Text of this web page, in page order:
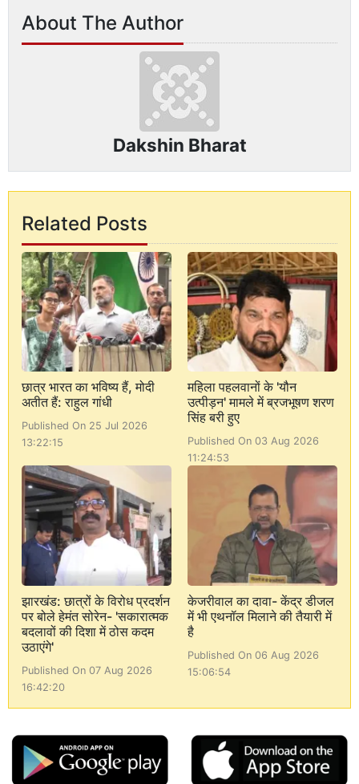
About The Author
Dakshin Bharat
Related Posts
छात्र भारत का भविष्य हैं, मोदी
अतीत हैं: राहुल गांधी
Published On 25 Jul 2026
13:22:15
महिला पहलवानों के 'यौन
उत्पीड़न' मामले में ब्रजभूषण शरण
सिंह बरी हुए
Published On 03 Aug 2026
11:24:53
झारखंड: छात्रों के विरोध प्रदर्शन
पर बोले हेमंत सोरेन- 'सकारात्मक
बदलावों की दिशा में ठोस कदम
उठाएंगे'
Published On 07 Aug 2026
16:42:20
केजरीवाल का दावा- केंद्र डीजल
में भी एथनॉल मिलाने की तैयारी में
है
Published On 06 Aug 2026
15:06:54